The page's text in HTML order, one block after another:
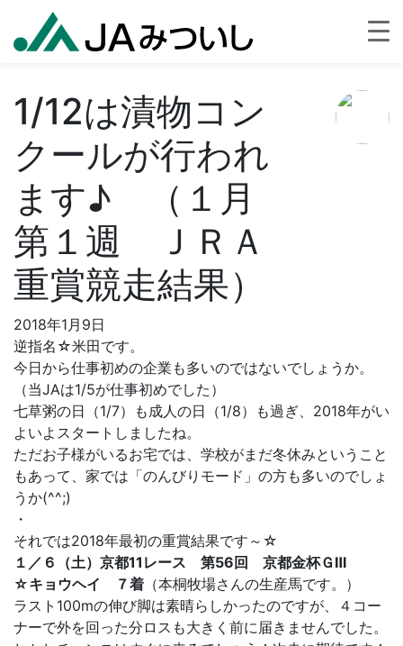
1/12は漬物コン
クールが行われ
ます♪ （１月
第１週 ＪＲＡ
重賞競走結果）
2018年1月9日
逆指名☆米田です。
今日から仕事初めの企業も多いのではないでしょうか。
（当JAは1/5が仕事初めでした）
七草粥の日（1/7）も成人の日（1/8）も過ぎ、2018年がい
よいよスタートしましたね。
ただお子様がいるお宅では、学校がまだ冬休みということ
もあって、家では「のんびりモード」の方も多いのでしょ
うか(^^;)
・
それでは2018年最初の重賞結果です～☆
１／６（土）京都11レース 第56回 京都金杯ＧⅢ
☆キョウヘイ ７着 （本桐牧場さんの生産馬です。）
ラスト100mの伸び脚は素晴らしかったのですが、４コー
ナーで外を回った分ロスも大きく前に届きませんでした。